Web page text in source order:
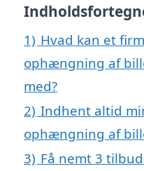
1) Hvad kan et
ophængning af
med?
2) Indhent altid
ophængning af
3) Få nemt 3